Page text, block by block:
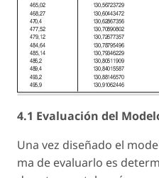
4.1 Evaluación del
Una vez diseñado el
ma de evaluarlo es